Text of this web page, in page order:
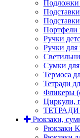
Подложки
Портфели
Ручки
Ручки для
Сумки
Термоса
Тетради
Фликеры
Циркули,
Рюкзаки,
Рюкзаки